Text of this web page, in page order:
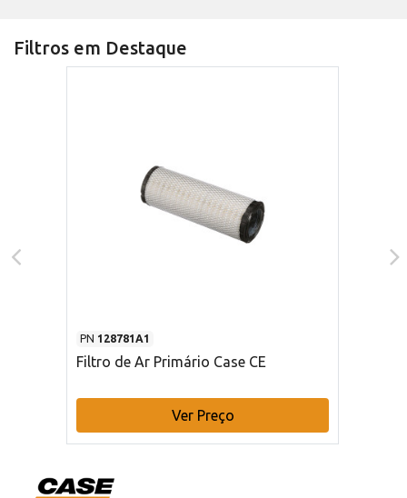
Filtros em Destaque
PN 128781A1
Filtro de Ar Primário Case CE
Ver Preço